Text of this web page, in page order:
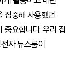
집중해 사용했던
중요합니다. 우리 집
자 뉴스룸이